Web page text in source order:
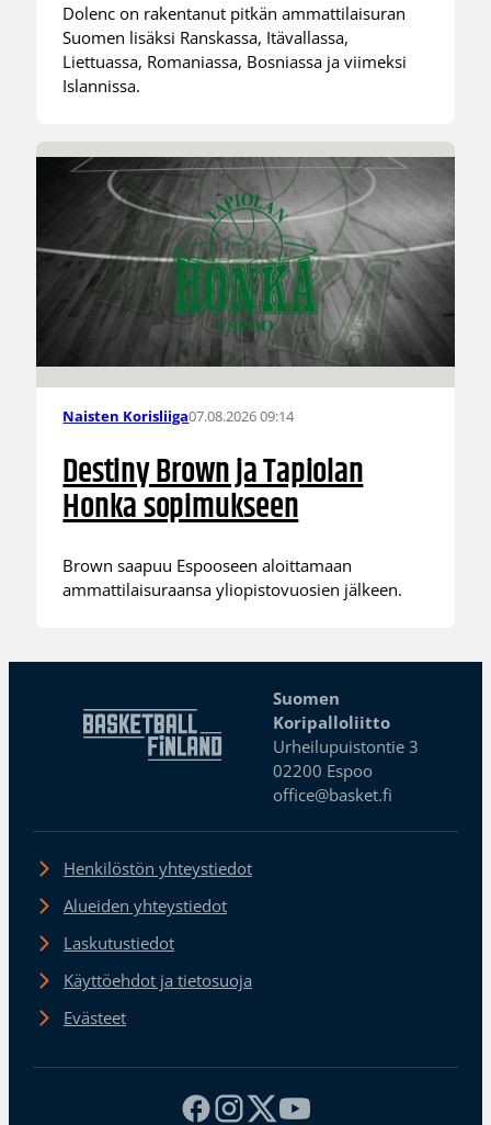
Dolenc on rakentanut pitkän ammattilaisuran
Suomen lisäksi Ranskassa, Itävallassa,
Liettuassa, Romaniassa, Bosniassa ja viimeksi
Islannissa.
Naisten Korisliiga07.08.2026 09:14
Destiny Brown ja Tapiolan
Honka sopimukseen
Brown saapuu Espooseen aloittamaan
ammattilaisuraansa yliopistovuosien jälkeen.
Suomen
Koripalloliitto
Urheilupuistontie 3
02200 Espoo
office@basket.fi
Henkilöstön yhteystiedot
Alueiden yhteystiedot
Laskutustiedot
Käyttöehdot ja tietosuoja
Evästeet